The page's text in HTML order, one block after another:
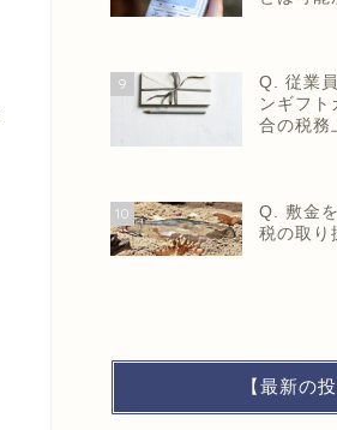
9
Q. 従業
ンギフト
合の税務
10
Q. 敷金
税の取り
【最新の投